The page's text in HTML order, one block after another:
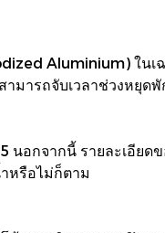
Aluminium) ในเ
มารถจับเวลาช่วงหยุดพั
นอกจากนี้ รายละเอียด
หรือไม่ก็ตาม